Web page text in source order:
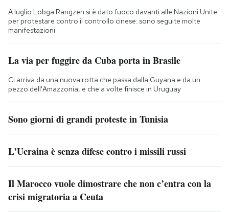
A luglio Lobga Rangzen si è dato fuoco davanti alle Nazioni Unite
per protestare contro il controllo cinese: sono seguite molte
manifestazioni
La via per fuggire da Cuba porta in Brasile
Ci arriva da una nuova rotta che passa dalla Guyana e da un
pezzo dell'Amazzonia, e che a volte finisce in Uruguay
Sono giorni di grandi proteste in Tunisia
L’Ucraina è senza difese contro i missili russi
Il Marocco vuole dimostrare che non c’entra con la
crisi migratoria a Ceuta